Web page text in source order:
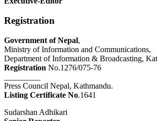
Registration
Government of Nepal,
Ministry of Information and Communications,
Department of Information & Broadcasting,
Registration No.1276/075-76
Press Council Nepal, Kathmandu.
Listing Certificate No.1641
Sudarshan Adhikari